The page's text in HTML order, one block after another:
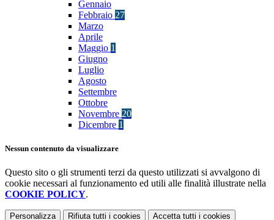
Gennaio
Febbraio 27
Marzo
Aprile
Maggio 1
Giugno
Luglio
Agosto
Settembre
Ottobre
Novembre 20
Dicembre 1
Nessun contenuto da visualizzare
Questo sito o gli strumenti terzi da questo utilizzati si avvalgono di
cookie necessari al funzionamento ed utili alle finalità illustrate nella
COOKIE POLICY.
Personalizza Rifiuta tutti i cookies Accetta tutti i cookies